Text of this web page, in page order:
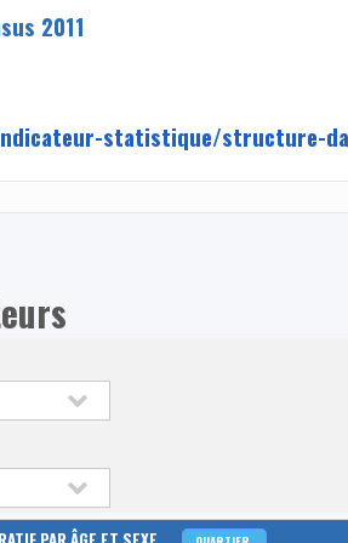
2011
statistique/structure-